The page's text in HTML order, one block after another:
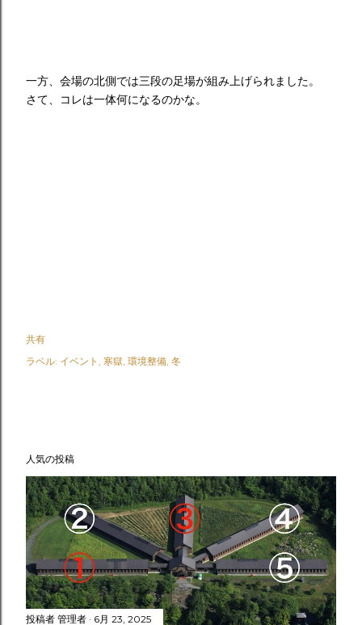
一方、会場の北側では三段の足場が組み上げられました。
さて、コレは一体何になるのかな。
共有
ラベル: イベント 寒獄 環境整備 冬
人気の投稿
投稿者 管理者 6月 23, 2025